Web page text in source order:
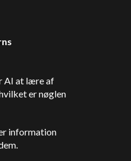
AI at lære af
er nøglen
information